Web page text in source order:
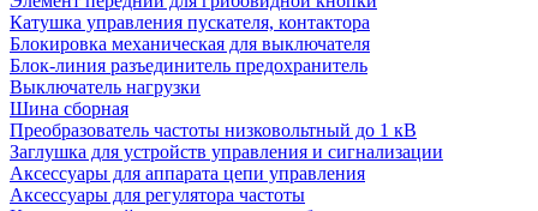
Катушка управления пускателя, контактора
Блокировка механическая для выключателя
Блок-линия разъединитель предохранитель
Выключатель нагрузки
Шина сборная
Преобразователь частоты низковольтный до 1 кВ
Заглушка для устройств управления и сигнализации
Аксессуары для аппарата цепи управления
Аксессуары для регулятора частоты